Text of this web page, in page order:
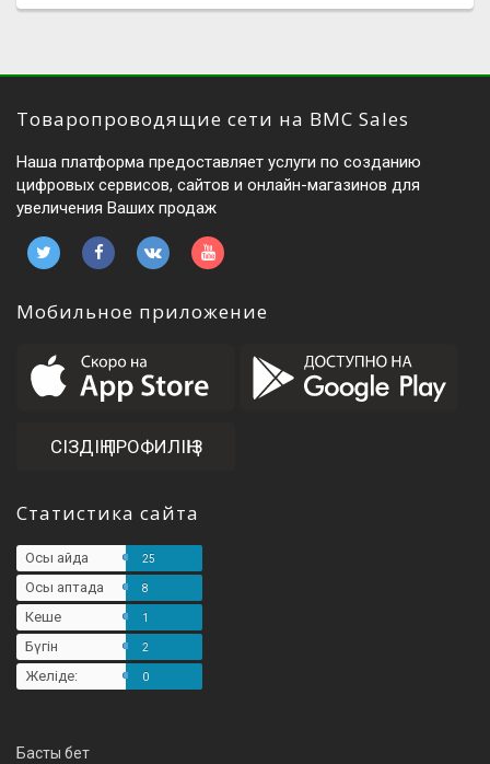
Товаропроводящие сети на BMC Sales
Наша платформа предоставляет услуги по созданию
цифровых сервисов, сайтов и онлайн-магазинов для
увеличения Ваших продаж
Мобильное приложение
СІЗДІҢ ПРОФИЛІҢІЗ
Статистика сайта
Осы айда 25
Осы аптада 8
Кеше 1
Бүгін 2
Желіде: 0
Басты бет